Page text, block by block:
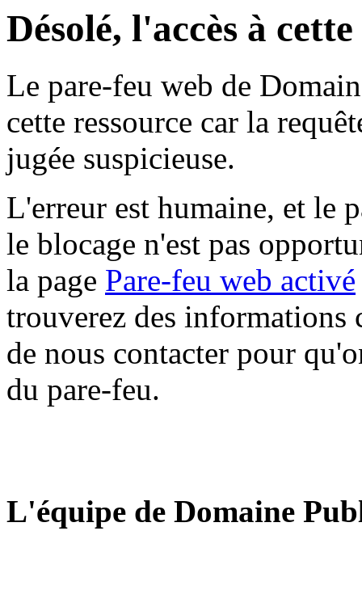
Désolé, l'accès à
Le pare-feu web de
cette ressource car la
jugée suspicieuse.
L'erreur est humaine, et le
le blocage n'est pas
la page Pare-feu web activé
trouverez des informations
de nous contacter pour
du pare-feu.
L'équipe de Domaine